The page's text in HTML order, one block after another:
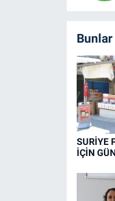
SURİYE
İÇİN